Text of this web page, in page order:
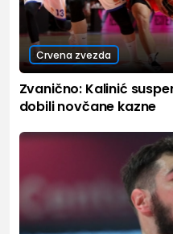
Crvena zvezda
Zvanično: Kalinić
dobili novčane kazne